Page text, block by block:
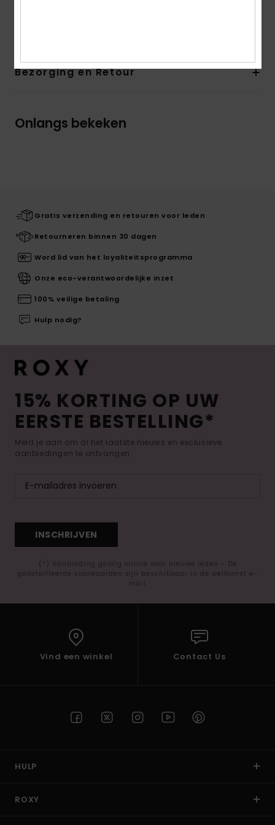
Bezorging en Retour
Onlangs bekeken
Gratis verzending en retouren voor leden
Retourneren binnen 30 dagen
Word lid van het loyaliteitsprogramma
Onze eco-verantwoordelijke inzet
100% veilige betaling
Hulp nodig?
15% KORTING OP UW
EERSTE BESTELLING*
Meld je aan om al het laatste nieuws en exclusieve
aanbiedingen te ontvangen.
INSCHRIJVEN
(*) Aanbieding geldig online voor nieuwe leden - De
gedetailleerde voorwaarden zijn beschikbaar in de welkomst e-
mail
Vind een winkel Contact Us
HULP
ROXY